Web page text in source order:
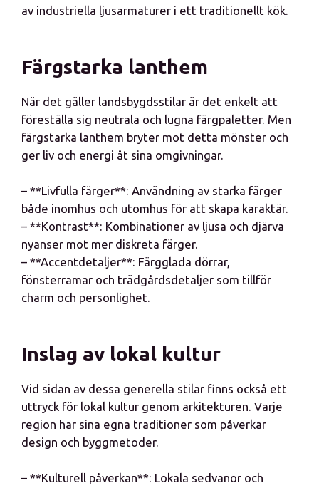
av industriella ljusarmaturer i ett traditionellt kök.
Färgstarka lanthem
När det gäller landsbygdsstilar är det enkelt att
föreställa sig neutrala och lugna färgpaletter. Men
färgstarka lanthem bryter mot detta mönster och
ger liv och energi åt sina omgivningar.
– **Livfulla färger**: Användning av starka färger
både inomhus och utomhus för att skapa karaktär.
– **Kontrast**: Kombinationer av ljusa och djärva
nyanser mot mer diskreta färger.
– **Accentdetaljer**: Färgglada dörrar,
fönsterramar och trädgårdsdetaljer som tillför
charm och personlighet.
Inslag av lokal kultur
Vid sidan av dessa generella stilar finns också ett
uttryck för lokal kultur genom arkitekturen. Varje
region har sina egna traditioner som påverkar
design och byggmetoder.
– **Kulturell påverkan**: Lokala sedvanor och